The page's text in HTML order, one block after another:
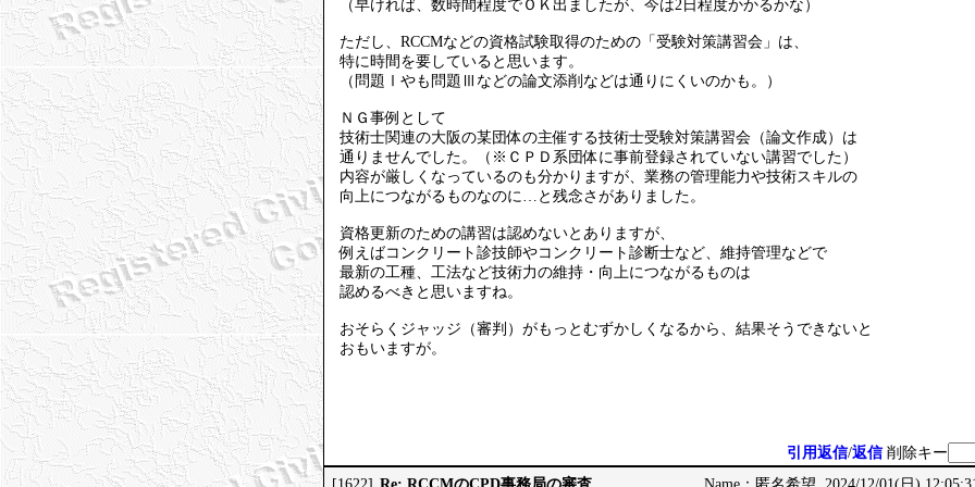
（早ければ、数時間程度でＯＫ出ましたが、今は2日程度かかるかな）
ただし、RCCMなどの資格試験取得のための「受験対策講習会」は、
特に時間を要していると思います。
（問題Ⅰやも問題Ⅲなどの論文添削などは通りにくいのかも。）
ＮＧ事例として
技術士関連の大阪の某団体の主催する技術士受験対策講習会（論文作成）は
通りませんでした。（※ＣＰＤ系団体に事前登録されていない講習でした）
内容が厳しくなっているのも分かりますが、業務の管理能力や技術スキルの
向上につながるものなのに…と残念さがありました。
資格更新のための講習は認めないとありますが、
例えばコンクリート診技師やコンクリート診断士など、維持管理などで
最新の工種、工法など技術力の維持・向上につながるものは
認めるべきと思いますね。
おそらくジャッジ（審判）がもっとむずかしくなるから、結果そうできないと
おもいますが。
引用返信/返信 削除キー